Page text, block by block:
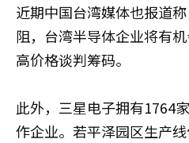
近期中国台湾媒体也报道
阻，台湾半导体企业将有
高价格谈判筹码。
此外，三星电子拥有1764
作企业。若平泽园区生产